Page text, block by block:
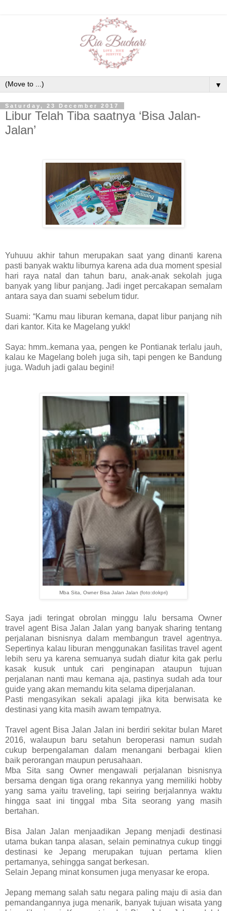
▼
Saturday, 23 December 2017
Libur Telah Tiba saatnya ‘Bisa Jalan-
Jalan’
Yuhuuu akhir tahun merupakan saat yang dinanti karena
pasti banyak waktu liburnya karena ada dua moment spesial
hari raya natal dan tahun baru, anak-anak sekolah juga
banyak yang libur panjang. Jadi inget percakapan semalam
antara saya dan suami sebelum tidur.
Suami: “Kamu mau liburan kemana, dapat libur panjang nih
dari kantor. Kita ke Magelang yukk!
Saya: hmm..kemana yaa, pengen ke Pontianak terlalu jauh,
kalau ke Magelang boleh juga sih, tapi pengen ke Bandung
juga. Waduh jadi galau begini!
Mba Sita, Owner Bisa Jalan Jalan (foto:dokpri)
Saya jadi teringat obrolan minggu lalu bersama Owner
travel agent Bisa Jalan Jalan yang banyak sharing tentang
perjalanan bisnisnya dalam membangun travel agentnya.
Sepertinya kalau liburan menggunakan fasilitas travel agent
lebih seru ya karena semuanya sudah diatur kita gak perlu
kasak kusuk untuk cari penginapan ataupun tujuan
perjalanan nanti mau kemana aja, pastinya sudah ada tour
guide yang akan memandu kita selama diperjalanan.
Pasti mengasyikan sekali apalagi jika kita berwisata ke
destinasi yang kita masih awam tempatnya.
Travel agent Bisa Jalan Jalan ini berdiri sekitar bulan Maret
2016, walaupun baru setahun beroperasi namun sudah
cukup berpengalaman dalam menangani berbagai klien
baik perorangan maupun perusahaan.
Mba Sita sang Owner mengawali perjalanan bisnisnya
bersama dengan tiga orang rekannya yang memiliki hobby
yang sama yaitu traveling, tapi seiring berjalannya waktu
hingga saat ini tinggal mba Sita seorang yang masih
bertahan.
Bisa Jalan Jalan menjaadikan Jepang menjadi destinasi
utama bukan tanpa alasan, selain peminatnya cukup tinggi
destinasi ke Jepang merupakan tujuan pertama klien
pertamanya, sehingga sangat berkesan.
Selain Jepang minat konsumen juga menyasar ke eropa.
Jepang memang salah satu negara paling maju di asia dan
pemandangannya juga menarik, banyak tujuan wisata yang